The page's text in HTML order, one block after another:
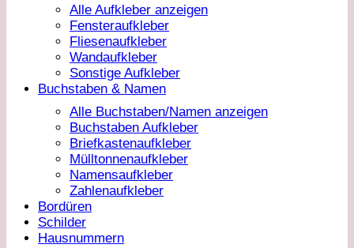
Alle Aufkleber anzeigen
Fensteraufkleber
Fliesenaufkleber
Wandaufkleber
Sonstige Aufkleber
Buchstaben & Namen
Alle Buchstaben/Namen anzeigen
Buchstaben Aufkleber
Briefkastenaufkleber
Mülltonnenaufkleber
Namensaufkleber
Zahlenaufkleber
Bordüren
Schilder
Hausnummern